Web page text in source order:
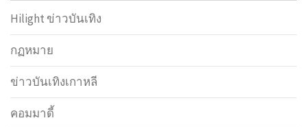
Hilight ข่าวบันเทิง
กฏหมาย
ข่าวบันเทิงเกาหลี
คอมมาดี้